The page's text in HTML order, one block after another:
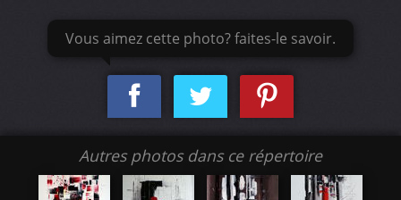
Vous aimez cette photo? faites-le savoir.
Autres photos dans ce répertoire